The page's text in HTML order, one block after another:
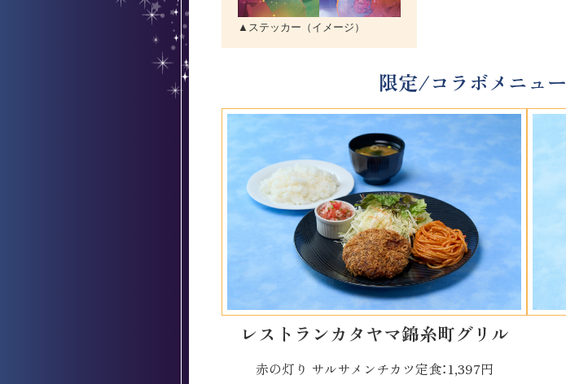
▲ステッカー（イメージ）
限定/コラボメニュー
レストランカタヤマ錦糸町グリル
赤の灯り サルサメンチカツ定食：1,397円